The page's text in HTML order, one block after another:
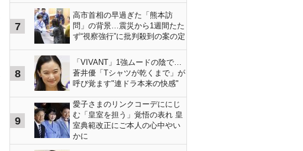
7
高市首相の早過ぎた「熊本訪
問」の背景…震災から1週間たた
ず“視察強行”に批判殺到の案の定
8
「VIVANT」1強ムードの陰で…
蒼井優「Tシャツが乾くまで」が
呼び覚ます"連ドラ本来の快感"
9
愛子さまのリンクコーデににじ
む「皇室を担う」覚悟の表れ 皇
室典範改正にご本人の心中やい
かに